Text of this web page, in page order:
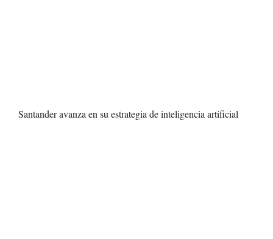
Santander avanza en su estrategia de inteligencia artificial